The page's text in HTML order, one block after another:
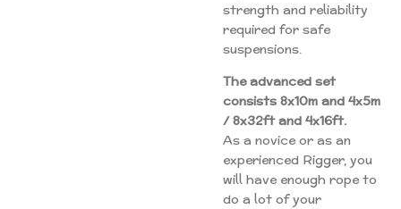
strength and reliability
required for safe
suspensions.
The advanced set
consists 8x10m and 4x5m
/ 8x32ft and 4x16ft.
As a novice or as an
experienced Rigger, you
will have enough rope to
do a lot of your